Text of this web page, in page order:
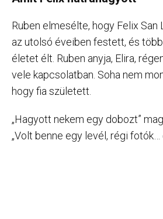
Ruben elmesélte, hogy Felix San
az utolsó éveiben festett, és
életet élt. Ruben anyja, Elira,
vele kapcsolatban. Soha nem
hogy fia született.
„Hagyott nekem egy dobozt”
„Volt benne egy levél, régi fotók…